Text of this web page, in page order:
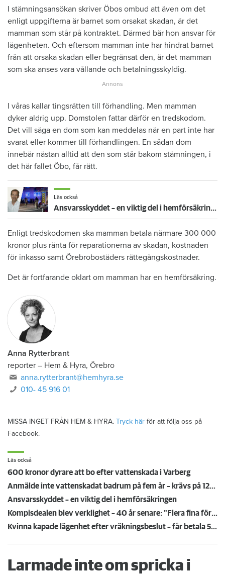
I stämningsansökan skriver Öbos ombud att även om det
enligt uppgifterna är barnet som orsakat skadan, är det
mamman som står på kontraktet. Därmed bär hon ansvar för
lägenheten. Och eftersom mamman inte har hindrat barnet
från att orsaka skadan eller begränsat den, är det mamman
som ska anses vara vållande och betalningsskyldig.
I våras kallar tingsrätten till förhandling. Men mamman
dyker aldrig upp. Domstolen fattar därför en tredskodom.
Det vill säga en dom som kan meddelas när en part inte har
svarat eller kommer till förhandlingen. En sådan dom
innebär nästan alltid att den som står bakom stämningen, i
det här fallet Öbo, får rätt.
Läs också
Ansvarsskyddet – en viktig del i hemförsäkringen
Enligt tredskodomen ska mamman betala närmare 300 000
kronor plus ränta för reparationerna av skadan, kostnaden
för inkasso samt Örebrobostäders rättegångskostnader.
Det är fortfarande oklart om mamman har en hemförsäkring.
Anna Rytterbrant
reporter – Hem & Hyra, Örebro
anna.rytterbrant@hemhyra.se
010- 45 916 01
MISSA INGET FRÅN HEM & HYRA. Tryck här för att följa oss på
Facebook.
Läs också
600 kronor dyrare att bo efter vattenskada i Varberg
Anmälde inte vattenskadat badrum på fem år – krävs på 125 000 kronor
Ansvarsskyddet – en viktig del i hemförsäkringen
Kompisdealen blev verklighet – 40 år senare: "Flera fina fördelar med att dela bostad"
Kvinna kapade lägenhet efter vräkningsbeslut – får betala 50 000
Larmade inte om spricka i